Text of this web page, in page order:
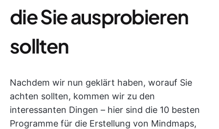
die Sie ausprobieren
sollten
Nachdem wir nun geklärt haben, worauf Sie
achten sollten, kommen wir zu den
interessanten Dingen – hier sind die 10 besten
Programme für die Erstellung von Mindmaps,